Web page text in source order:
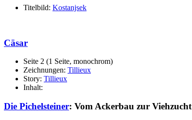
Titelbild: Kostanjsek
Cäsar
Seite 2 (1 Seite, monochrom)
Zeichnungen: Tillieux
Story: Tillieux
Inhalt:
Die Pichelsteiner: Vom Ackerbau zur Viehzucht